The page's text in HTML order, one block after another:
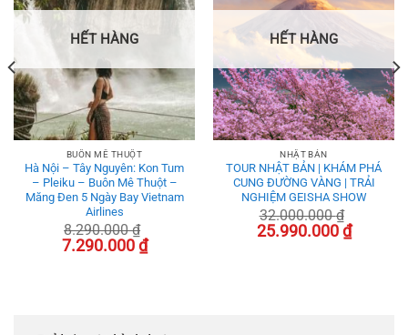
HẾT HÀNG
BUÔN MÊ THUỘT
Hà Nội – Tây Nguyên: Kon Tum
– Pleiku – Buôn Mê Thuột –
Măng Đen 5 Ngày Bay Vietnam
Airlines
8.290.000₫
Giá
gốc
7.290.000₫Giá
hiện
HẾT HÀNG
NHẬT BẢN
TOUR NHẬT BẢN | KHÁM PHÁ
CUNG ĐƯỜNG VÀNG | TRẢI
NGHIỆM GEISHA SHOW
32.000.000₫
Giá
gốc
25.990.000₫Giá
hiện